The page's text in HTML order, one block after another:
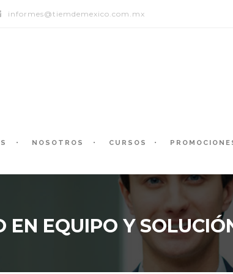
informes@tiemdemexico.com.mx
NOSOTROS CURSOS
EN EQUIPO Y